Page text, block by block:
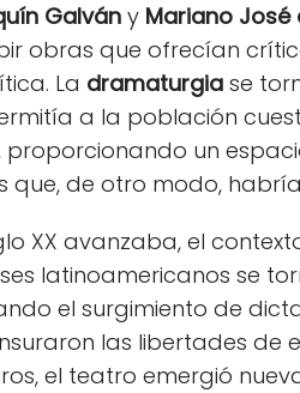
Galván y Mariano José
obras que ofrecían
La dramaturgia se
a la población
proporcionando un
que, de otro modo,
XX avanzaba, el
latinoamericanos se
el surgimiento de
las libertades de
el teatro emergió